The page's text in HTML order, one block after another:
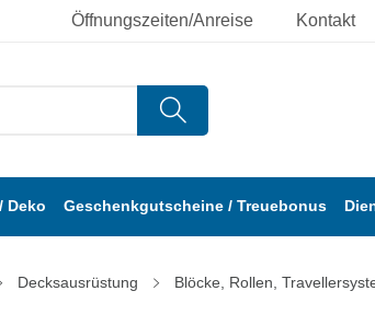
Öffnungszeiten/Anreise Kontakt
Deko Geschenkgutscheine / Treuebonus
Decksausrüstung Blöcke, Rollen,